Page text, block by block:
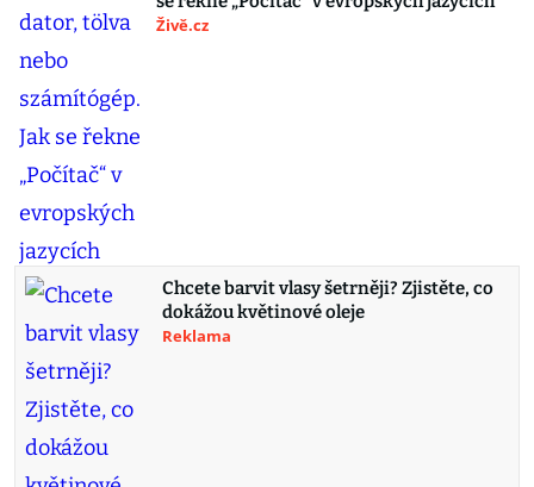
Živě.cz
Chcete barvit vlasy šetrněji? Zjistěte, co
dokážou květinové oleje
Reklama